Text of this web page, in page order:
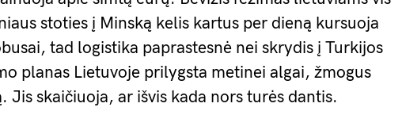
stoties į Minską kelis kartus per dieną kursuoja
tad logistika paprastesnė nei skrydis į Turkijos
planas Lietuvoje prilygsta metinei algai, žmogus
Jis skaičiuoja, ar išvis kada nors turės dantis.